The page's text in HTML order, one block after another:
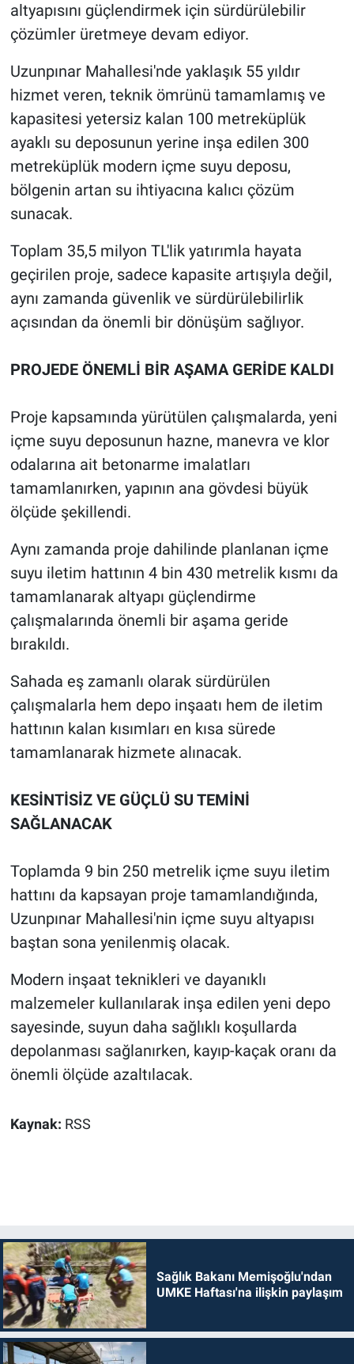
altyapısını güçlendirmek için sürdürülebilir
çözümler üretmeye devam ediyor.
Uzunpınar Mahallesi'nde yaklaşık 55 yıldır
hizmet veren, teknik ömrünü tamamlamış ve
kapasitesi yetersiz kalan 100 metreküplük
ayaklı su deposunun yerine inşa edilen 300
metreküplük modern içme suyu deposu,
bölgenin artan su ihtiyacına kalıcı çözüm
sunacak.
Toplam 35,5 milyon TL'lik yatırımla hayata
geçirilen proje, sadece kapasite artışıyla değil,
aynı zamanda güvenlik ve sürdürülebilirlik
açısından da önemli bir dönüşüm sağlıyor.
PROJEDE ÖNEMLİ BİR AŞAMA GERİDE KALDI
Proje kapsamında yürütülen çalışmalarda, yeni
içme suyu deposunun hazne, manevra ve klor
odalarına ait betonarme imalatları
tamamlanırken, yapının ana gövdesi büyük
ölçüde şekillendi.
Aynı zamanda proje dahilinde planlanan içme
suyu iletim hattının 4 bin 430 metrelik kısmı da
tamamlanarak altyapı güçlendirme
çalışmalarında önemli bir aşama geride
bırakıldı.
Sahada eş zamanlı olarak sürdürülen
çalışmalarla hem depo inşaatı hem de iletim
hattının kalan kısımları en kısa sürede
tamamlanarak hizmete alınacak.
KESİNTİSİZ VE GÜÇLÜ SU TEMİNİ
SAĞLANACAK
Toplamda 9 bin 250 metrelik içme suyu iletim
hattını da kapsayan proje tamamlandığında,
Uzunpınar Mahallesi'nin içme suyu altyapısı
baştan sona yenilenmiş olacak.
Modern inşaat teknikleri ve dayanıklı
malzemeler kullanılarak inşa edilen yeni depo
sayesinde, suyun daha sağlıklı koşullarda
depolanması sağlanırken, kayıp-kaçak oranı da
önemli ölçüde azaltılacak.
Kaynak: RSS
Sağlık Bakanı Memişoğlu'ndan
UMKE Haftası'na ilişkin paylaşım